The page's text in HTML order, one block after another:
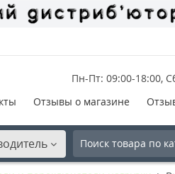
Пн-Пт: 09:00-18:00,
Отзывы о магазине